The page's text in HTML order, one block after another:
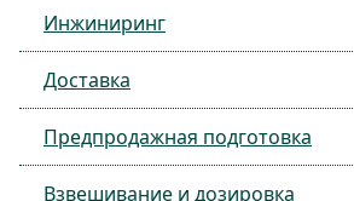
Инжиниринг
Доставка
Предпродажная подготовка
Взвешивание и дозировка